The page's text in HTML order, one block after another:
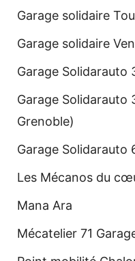
Garage solidaire
Garage solidaire
Garage Solidarauto
Garage Solidarauto
Grenoble)
Garage Solidarauto
Les Mécanos du
Mana Ara
Mécatelier 71